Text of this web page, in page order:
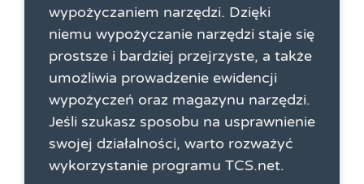
wypożyczaniem narzędzi. Dzięki
niemu wypożyczanie narzędzi staje się
prostsze i bardziej przejrzyste, a także
umożliwia prowadzenie ewidencji
wypożyczeń oraz magazynu narzędzi.
Jeśli szukasz sposobu na usprawnienie
swojej działalności, warto rozważyć
wykorzystanie programu TCS.net.